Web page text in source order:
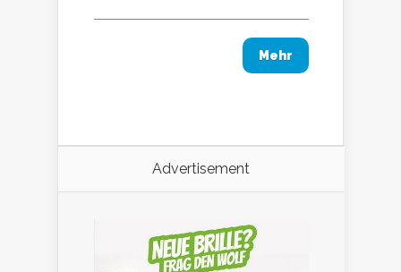
Mehr
Advertisement